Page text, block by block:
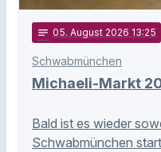
notes 05. August 2026 13:25
Schwabmünchen
Michaeli-Markt
Bald ist es wieder
Schwabmünchen